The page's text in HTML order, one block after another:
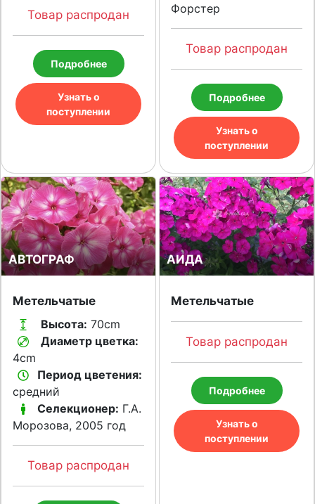
Товар распродан
Подробнее
Узнать о
поступлении
Форстер
Товар распродан
Подробнее
Узнать о
поступлении
АВТОГРАФ
Метельчатые
Высота: 70cm
Диаметр цветка:
4cm
Период цветения:
средний
Селекционер: Г.А.
Морозова, 2005 год
Товар распродан
АИДА
Метельчатые
Товар распродан
Подробнее
Узнать о
поступлении